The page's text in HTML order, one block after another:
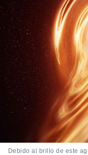
permite
seguir
contenido
coste.
a la
la
todas
nos
ACEPTAR
CONTINUAR
CONFIGURACIÓN
Debido al brillo de este